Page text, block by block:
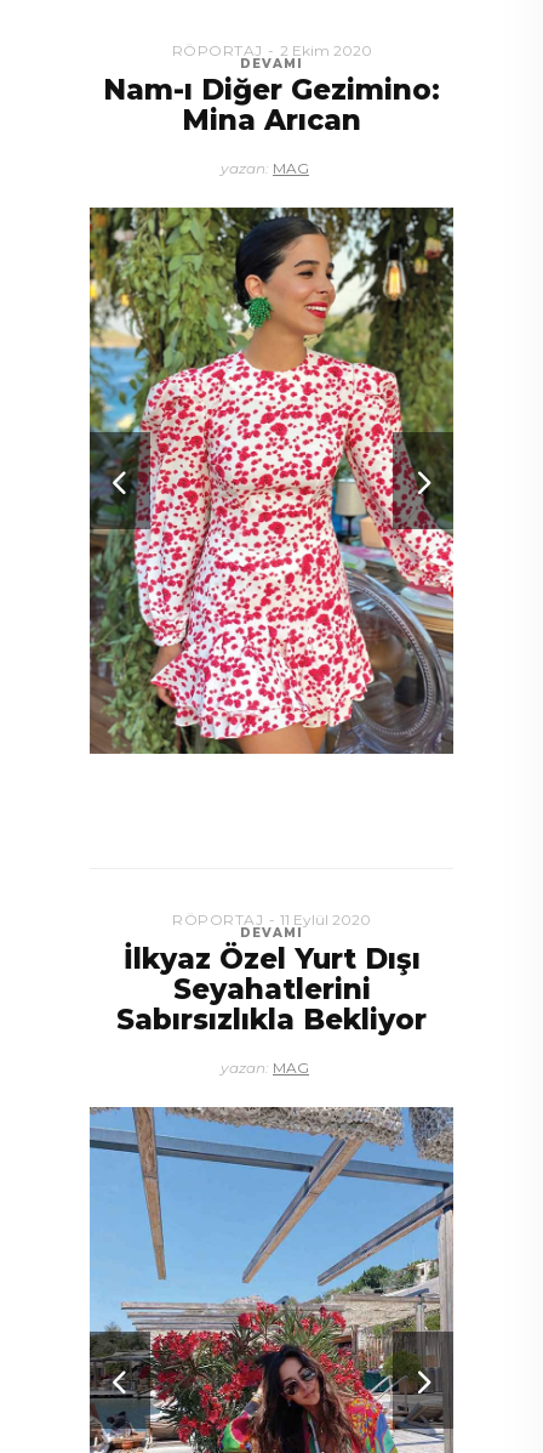
DEVAMI
RÖPORTAJ 2 Ekim 2020
Nam-ı Diğer Gezimino:
Mina Arıcan
yazan: MAG
DEVAMI
RÖPORTAJ 11 Eylül 2020
İlkyaz Özel Yurt Dışı
Seyahatlerini
Sabırsızlıkla Bekliyor
yazan: MAG